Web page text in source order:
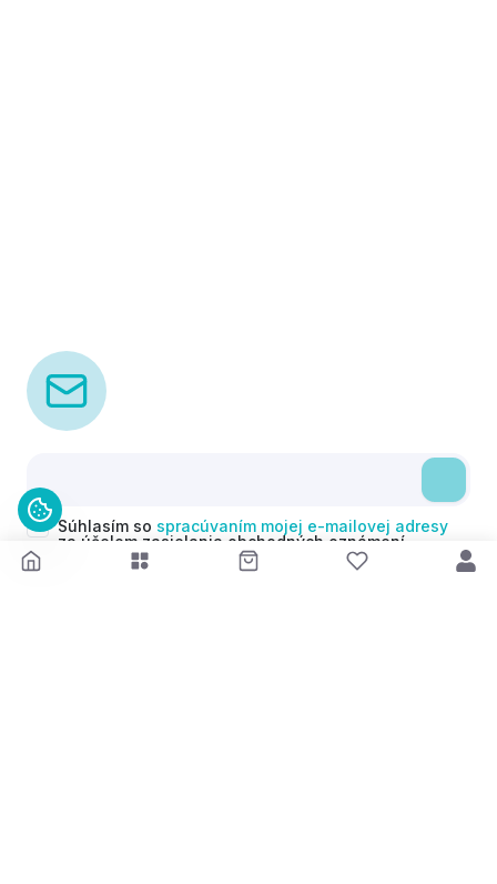
Súhlasím so spracúvaním mojej e-mailovej adresy
za účelom zasielania obchodných oznámení
(newsletterov) v súlade s čl. 6 ods. 1 písm. a)
Nariadenia GDPR. Svoj súhlas môžem kedykoľvek